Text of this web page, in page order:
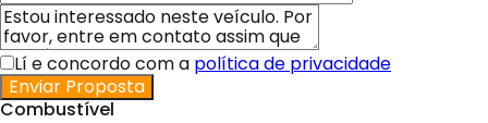
Lí e concordo com a política de privacidade
Enviar Proposta
Combustível